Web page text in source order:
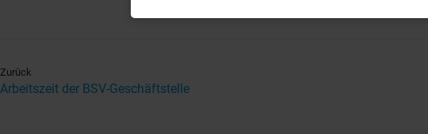
Zurück
Arbeitszeit der BSV-Geschäftstelle